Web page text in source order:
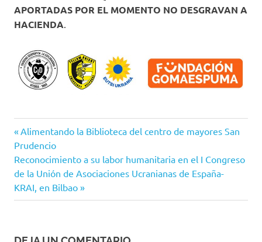
APORTADAS POR EL MOMENTO NO DESGRAVAN A
HACIENDA
humanitaria
Ucrania
Navegación
de
entradas
Entrada
anterior:
Alimentando la Biblioteca del centro de mayores San
Prudencio
Siguiente
entrada:
Reconocimiento a su labor humanitaria en el I Congreso
de la Unión de Asociaciones Ucranianas de España-
KRAI, en Bilbao